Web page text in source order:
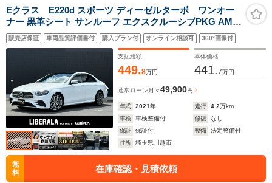
Eクラス E220d スポーツ ディーゼルターボ ワンオー
ナー 黒革シート サンルーフ エクスクルーシブPKG AMG
ラインエクステリアPKG ACC カープレイ HUD フルセグ
TV 純正ナビ バックカメラ 360度カメラ シートヒーター
パワーシート ドラレコ スマートキー ETC
販売店保証 車両品質評価書付 購入プラン付 オンライン相談可 360°画像付
支払総額
449.8万円
本体価格
441.7万円
通常ローン 月々49,900円
年式 2021年 走行 4.2万km
車検
車検整備付 修復
なし
保証
保証付 整備
法定整備付
住所
埼玉県川越市
無
料
在庫確認・見積依頼